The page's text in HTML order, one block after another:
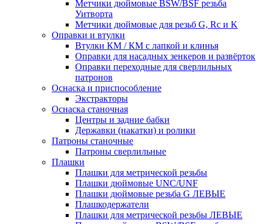
Метчики дюймовые BSW/BSF резьба
Уитворта
Метчики дюймовые для резьб G, Rc и K
Оправки и втулки
Втулки КМ / КМ с лапкой и клинья
Оправки для насадных зенкеров и развёрток
Оправки переходные для сверлильных
патронов
Оснаска и приспособление
Экстракторы
Оснаска станочная
Центры и задние бабки
Державки (накатки) и ролики
Патроны станочные
Патроны сверлильные
Плашки
Плашки для метрической резьбы
Плашки дюймовые UNC/UNF
Плашки дюймовые резьба G ЛЕВЫЕ
Плашкодержатели
Плашки для метрической резьбы ЛЕВЫЕ